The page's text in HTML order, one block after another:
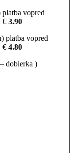
vopred
€ 3.90
platba vopred
€ 4.80
dobierka )